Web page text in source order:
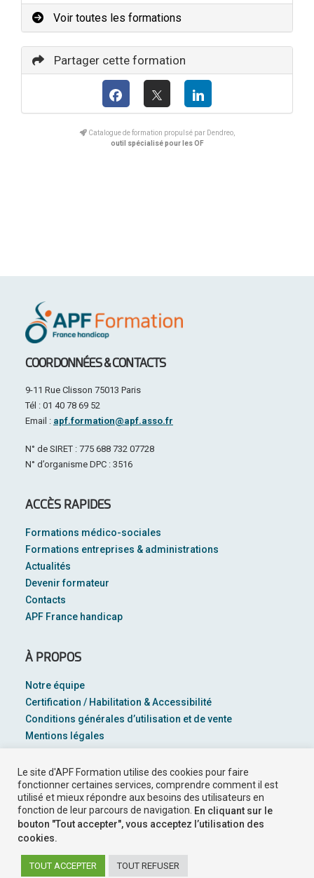
Voir toutes les formations
Partager cette formation
Catalogue de formation propulsé par Dendreo,
outil spécialisé pour les OF
COORDONNÉES & CONTACTS
9-11 Rue Clisson 75013 Paris
Tél : 01 40 78 69 52
Email : apf.formation@apf.asso.fr
N° de SIRET : 775 688 732 07728
N° d’organisme DPC : 3516
ACCÈS RAPIDES
Formations médico-sociales
Formations entreprises & administrations
Actualités
Devenir formateur
Contacts
APF France handicap
À PROPOS
Notre équipe
Certification / Habilitation & Accessibilité
Conditions générales d’utilisation et de vente
Mentions légales
Suivez-nous sur
Le site d'APF Formation utilise des cookies pour faire
fonctionner certaines services, comprendre comment il est
utilisé et mieux répondre aux besoins des utilisateurs en
fonction de leur parcours de navigation. En cliquant sur le
bouton "Tout accepter", vous acceptez l’utilisation des
cookies.
TOUT ACCEPTER TOUT REFUSER